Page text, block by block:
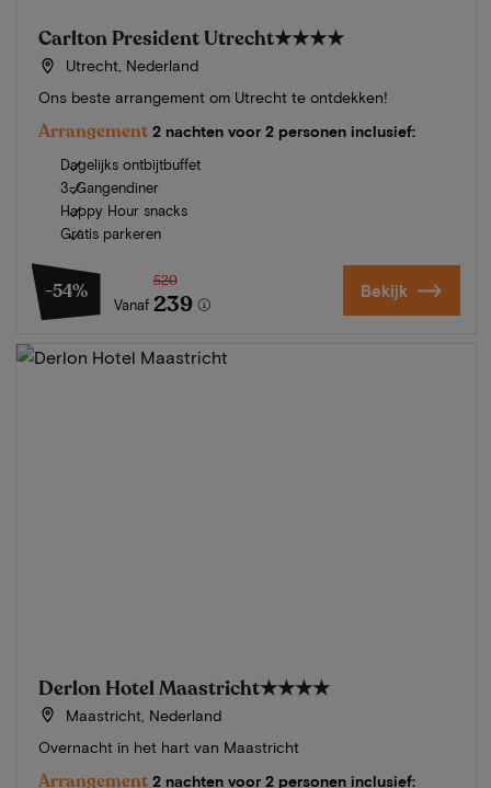
Carlton President Utrecht★★★★
Utrecht, Nederland
Ons beste arrangement om Utrecht te ontdekken!
Arrangement 2 nachten voor 2 personen inclusief:
Dagelijks ontbijtbuffet
3-Gangendiner
Happy Hour snacks
Gratis parkeren
-54%
Vanaf
520
239 Bekijk
Derlon Hotel Maastricht★★★★
Maastricht, Nederland
Overnacht in het hart van Maastricht
Arrangement 2 nachten voor 2 personen inclusief: